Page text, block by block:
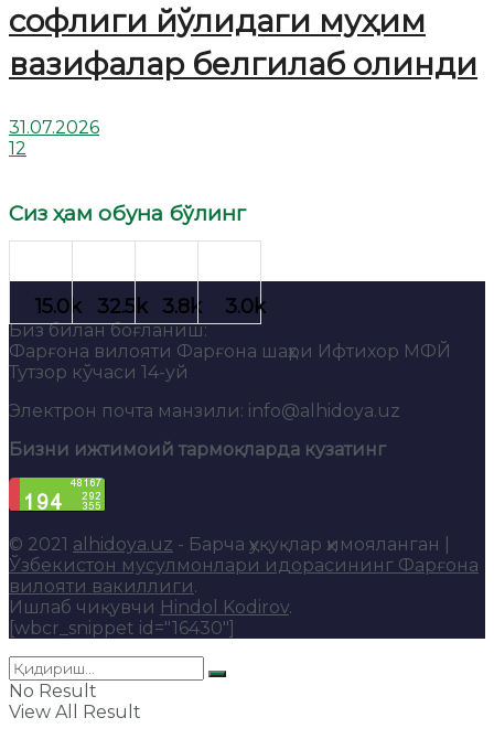
софлиги йўлидаги муҳим
вазифалар белгилаб олинди
31.07.2026
12
Сиз ҳам обуна бўлинг
Биз билан боғланиш:
Фарғона вилояти Фарғона шаҳри Ифтихор МФЙ
Тутзор кўчаси 14-уй
Электрон почта манзили: info@alhidoya.uz
Бизни ижтимоий тармоқларда кузатинг
© 2021 alhidoya.uz - Барча ҳуқуқлар ҳимояланган |
Ўзбекистон мусулмонлари идорасининг Фарғона
вилояти вакиллиги.
Ишлаб чиқувчи Hindol Kodirov.
[wbcr_snippet id="16430"]
No Result
View All Result